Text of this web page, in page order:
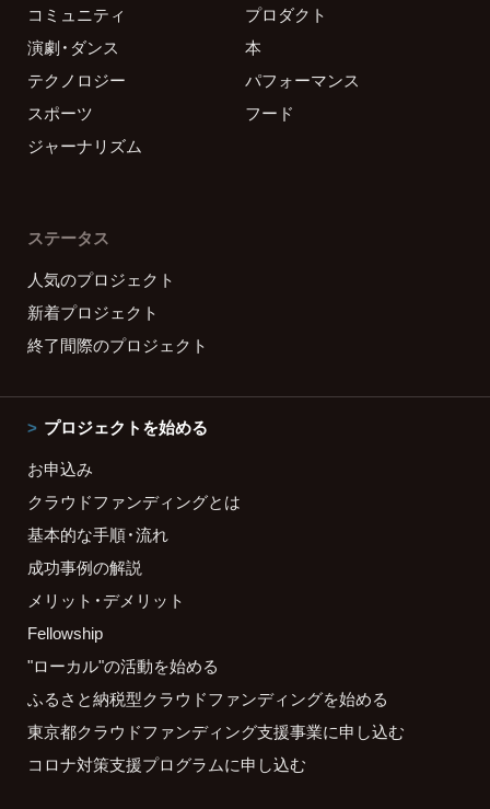
コミュニティ
プロダクト
演劇・ダンス
本
テクノロジー
パフォーマンス
スポーツ
フード
ジャーナリズム
ステータス
人気のプロジェクト
新着プロジェクト
終了間際のプロジェクト
プロジェクトを始める
お申込み
クラウドファンディングとは
基本的な手順・流れ
成功事例の解説
メリット・デメリット
Fellowship
"ローカル"の活動を始める
ふるさと納税型クラウドファンディングを始める
東京都クラウドファンディング支援事業に申し込む
コロナ対策支援プログラムに申し込む